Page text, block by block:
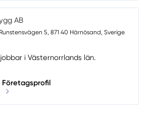
AB
Runstensvägen 5, 871 40 Härnösand, Sverige
i Västernorrlands län.
Företagsprofil